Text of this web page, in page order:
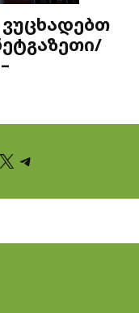
X Telegram